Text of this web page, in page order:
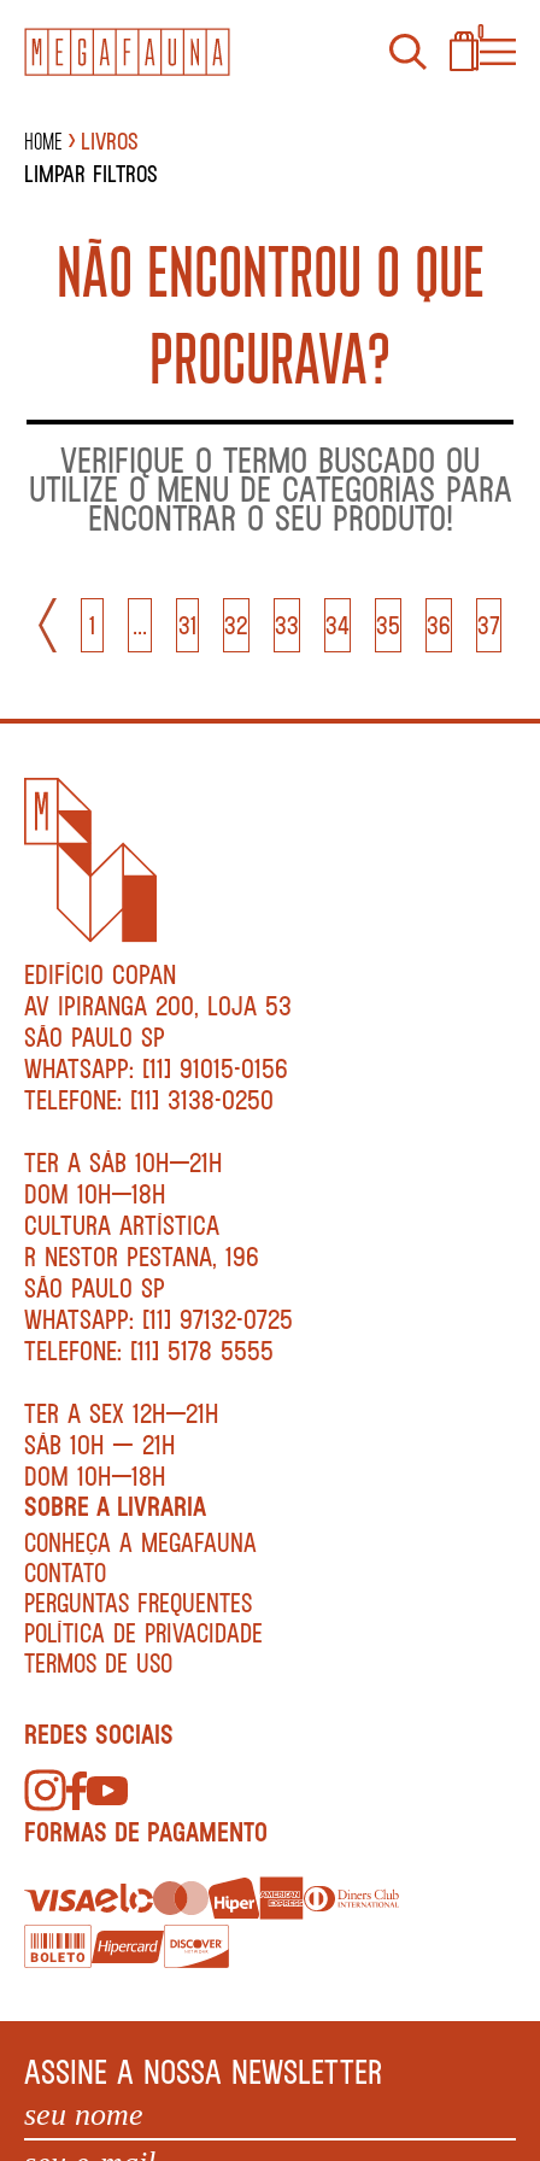
0
Home
Livros
Limpar filtros
NÃO ENCONTROU O QUE
PROCURAVA?
VERIFIQUE O TERMO BUSCADO OU
UTILIZE O MENU DE CATEGORIAS PARA
ENCONTRAR O SEU PRODUTO!
1 ... 31 32 33 34 35 36 37
EDIFÍCIO COPAN
AV IPIRANGA 200, LOJA 53
SÃO PAULO SP
WHATSAPP: [11] 91015-0156
TELEFONE: [11] 3138-0250
TER A SÁB 10H—21H
DOM 10H—18H
CULTURA ARTÍSTICA
R NESTOR PESTANA, 196
SÃO PAULO SP
WHATSAPP: [11] 97132-0725
TELEFONE: [11] 5178 5555
TER A SEX 12H—21H
SÁB 10H — 21H
DOM 10H—18H
SOBRE A LIVRARIA
CONHEÇA A MEGAFAUNA
CONTATO
PERGUNTAS FREQUENTES
POLÍTICA DE PRIVACIDADE
TERMOS DE USO
REDES SOCIAIS
FORMAS DE PAGAMENTO
ASSINE A NOSSA NEWSLETTER